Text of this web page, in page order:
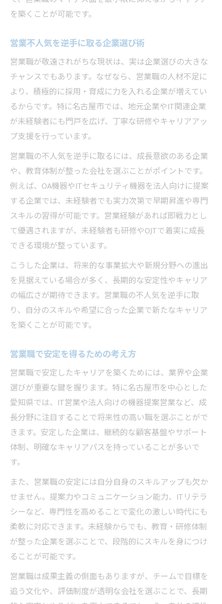
を築くことが可能です。
営業不人気を逆手に取る企業選び術
営業職が敬遠されがちな現状は、実は企業選びの大きな
チャンスでもあります。なぜなら、営業職の人材不足に
より、積極的に採用・育成に力を入れる企業が増えてい
るからです。特に名古屋市では、地元企業やIT関連企業
が未経験者にも門戸を広げ、丁寧な研修やキャリアアッ
プ支援を行っています。
営業職の不人気を逆手に取るには、成長意欲のある企業
や、教育体制が整った会社を選ぶことがポイントです。
例えば、OA機器やITセキュリティ機器を法人向けに提案
する企業では、未経験者でも実力次第で早期昇進や専門
スキルの習得が可能です。営業経験があれば即戦力とし
て優遇されますが、未経験者も研修やOJTで着実に成長
できる環境が整っています。
こうした企業は、将来的な事業拡大や新規分野への進出
を見据えている場合が多く、長期的な安定性やキャリア
の幅広さが期待できます。営業職の不人気を逆手に取
り、自分のスキルや希望に合った企業で新たなキャリア
を築くことが可能です。
営業職で安定を得るための考え方
営業職で安定したキャリアを築くためには、業界や企業
選びが重要な鍵を握ります。特に名古屋市を中心とした
愛知県では、IT営業や法人向けの機器提案営業など、成
長分野に注目することで将来性の高い職を選ぶことがで
きます。安定した企業は、継続的な顧客基盤やサポート
体制、明確なキャリアパスを持っていることが多いで
す。
また、営業職の安定には自分自身のスキルアップも欠か
せません。提案力やコミュニケーション能力、ITリテラ
シーなど、専門性を高めることで変化の激しい時代にも
柔軟に対応できます。未経験からでも、教育・研修体制
が整った企業を選ぶことで、段階的にスキルを身につけ
ることが可能です。
営業職は成果主義の側面もありますが、チームで目標を
追う文化や、評価制度が透明な会社を選ぶことで、長期